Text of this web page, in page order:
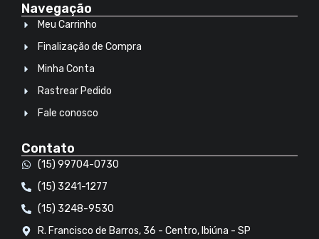
Navegação
Meu Carrinho
Finalização de Compra
Minha Conta
Rastrear Pedido
Fale conosco
Contato
(15) 99704-0730
(15) 3241-1277
(15) 3248-9530
R. Francisco de Barros, 36 - Centro, Ibiúna - SP